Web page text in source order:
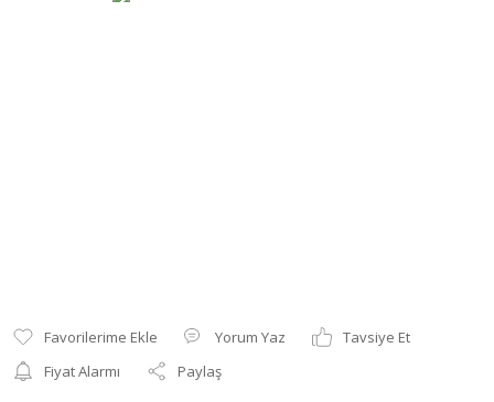
Yorum Yaz
Tavsiye Et
Fiyat Alarmı
Paylaş